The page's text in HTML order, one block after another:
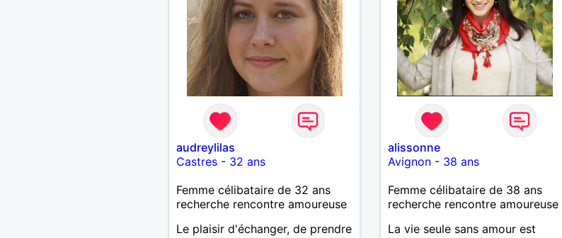
audreylilas
Castres- 32 ans
Femme célibataire de 32 ans
recherche rencontre amoureuse
Le plaisir d'échanger, de prendre
alissonne
Avignon- 38 ans
Femme célibataire de 38 ans
recherche rencontre amoureuse
La vie seule sans amour est